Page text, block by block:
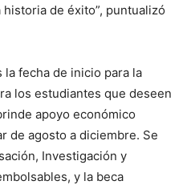
de éxito”, puntualizó
la fecha de inicio para la
los estudiantes que deseen
apoyo económico
de agosto a diciembre. Se
Investigación y
y la beca